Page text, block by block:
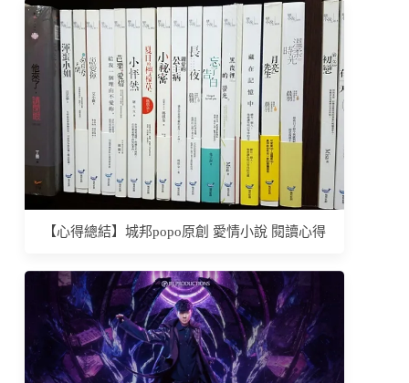
【心得總結】城邦popo原創 愛情小說 閱讀心得